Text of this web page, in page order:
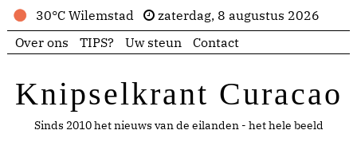
30°C Wilemstad
zaterdag, 8 augustus 2026
Over ons
TIPS? Uw steun Contact
Knipselkrant Curacao
Sinds 2010 het nieuws van de eilanden - het hele beeld